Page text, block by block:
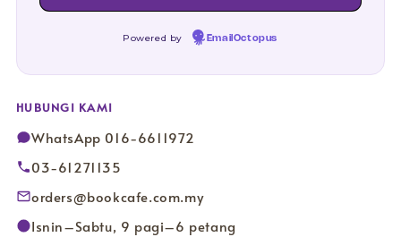
Powered by EmailOctopus
HUBUNGI KAMI
WhatsApp 016-6611972
03-61271135
orders@bookcafe.com.my
Isnin–Sabtu, 9 pagi–6 petang